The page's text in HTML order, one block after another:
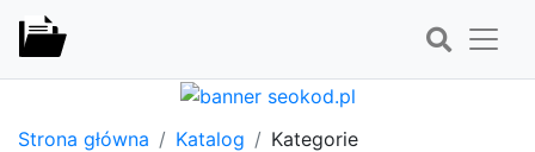
Strona główna Katalog
Kategorie